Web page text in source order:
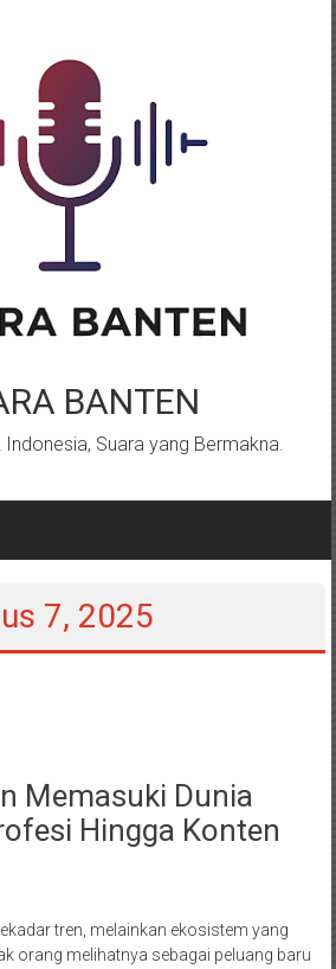
BANTEN
Indonesia, Suara yang Bermakna.
7, 2025
Memasuki Dunia
Hingga Konten
tren, melainkan ekosistem yang
orang melihatnya sebagai peluang baru